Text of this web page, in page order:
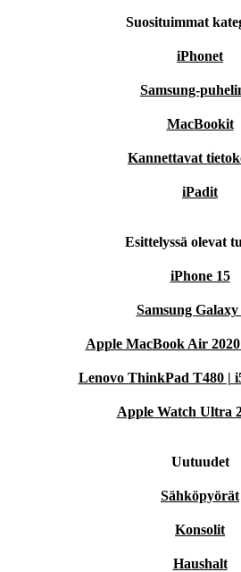
Suosituimmat
iPhonet
Samsung-
MacBookit
Kannettavat
iPadit
Esittelyssä olevat
iPhone 15
Samsung Galaxy
Apple MacBook Air
Lenovo ThinkPad T480 |
Apple Watch Ultra
Uutuudet
Sähköpyörät
Konsolit
Haushalt